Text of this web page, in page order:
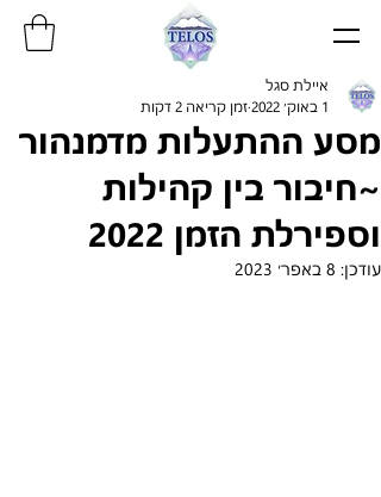
מסע ההתעלות מדמנהור
~חיבור בין קהילות
וספירלת הזמן 2022
איילת סגל
1 באוק׳ 2022
זמן קריאה 2 דקות
עודכן: 8 באפר׳ 2023